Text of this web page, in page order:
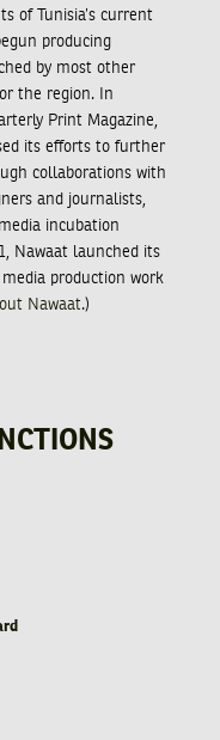
of Tunisia’s current
producing
by most other
the region. In
Print Magazine,
its efforts to further
collaborations with
and journalists,
incubation
Nawaat launched its
production work
Nawaat.)